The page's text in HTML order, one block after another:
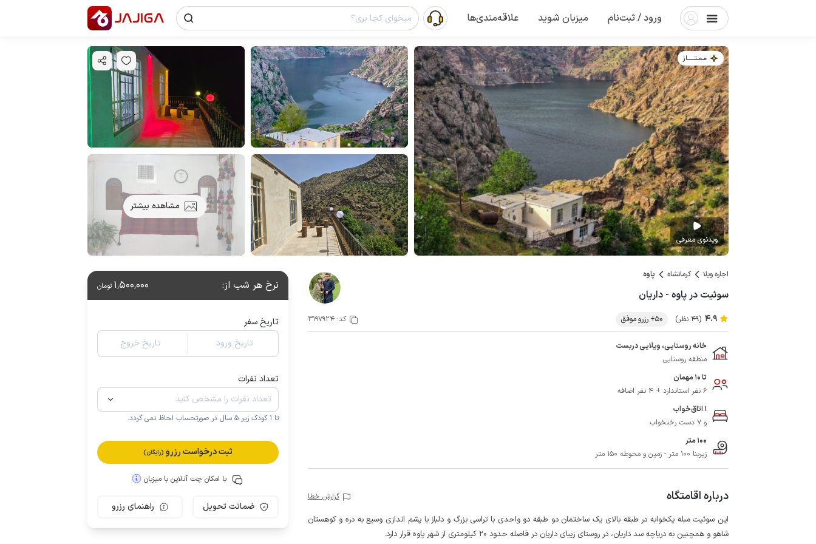
ورود / ثبت‌نام میزبان شوید علاقه‌مندی‌ها
ویدئوی معرفی
مـمـتــــــاز
مشاهده بیشتر
اجاره ویلا کرمانشاه پاوه
سوئیت در پاوه - داریان
4.9 (49 نظر) 50+ رزرو موفق کد:3197924
خانه روستایی، ویلایی دربست
منطقه روستایی
تا 10 مهمان
6 نفر استاندارد + 4 نفر اضافه
1 اتاق‌خواب
و 7 دست رختخواب
100 متر
زیربنا 100 متر - زمین و محوطه 150 متر
درباره اقامتگاه گزارش خطا
این سوئیت مبله یکخوابه در طبقه بالای یک ساختمان دو طبقه دو واحدی با تراسی بزرگ و دلباز با پشم اندازی وسیع به دره و کوهستان
شاهو و همچنین به دریاچه سد داریان، در روستای زیبای داریان در فاصله حدود 20 کیلومتری از شهر پاوه قرار دارد.
نرخ هر شب از: 1٬500٬000 تومان
تاریخ سفر
تاریخ ورود
تاریخ خروج
تعداد نفرات
تا 1 کودک زیر 5 سال در صورتحساب لحاظ نمی گردد.
ثبت درخواست رزرو (رایگان)
با امکان چت آنلاین با میزبان
ضمانت تحویل راهنمای رزرو